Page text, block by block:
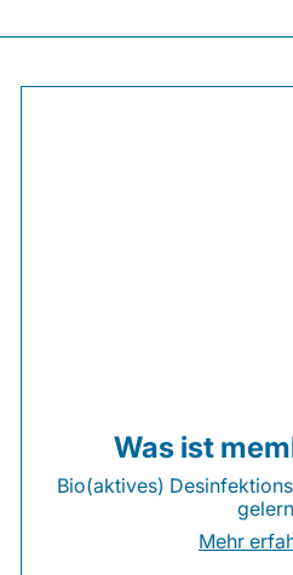
Was ist
Bio(aktives)
Mehr